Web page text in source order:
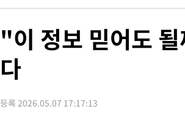
7시간 전 >선재도서 해루질 나섰다 실종 60대, 닷새
8시간 전 >
여수 오동도 해상서 모터보트 전복…1명
9시간 전 >
날씨]
10시간 전 >
14시간 전 >'최고 37도' 폭염 지속…강원동해안 최대
"이 정보 믿어도
다
등록 2026.05.07 17:17:13